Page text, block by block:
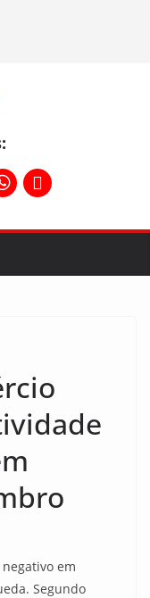
debate indústria e
salarial
campanha
que exige
em
Segundo